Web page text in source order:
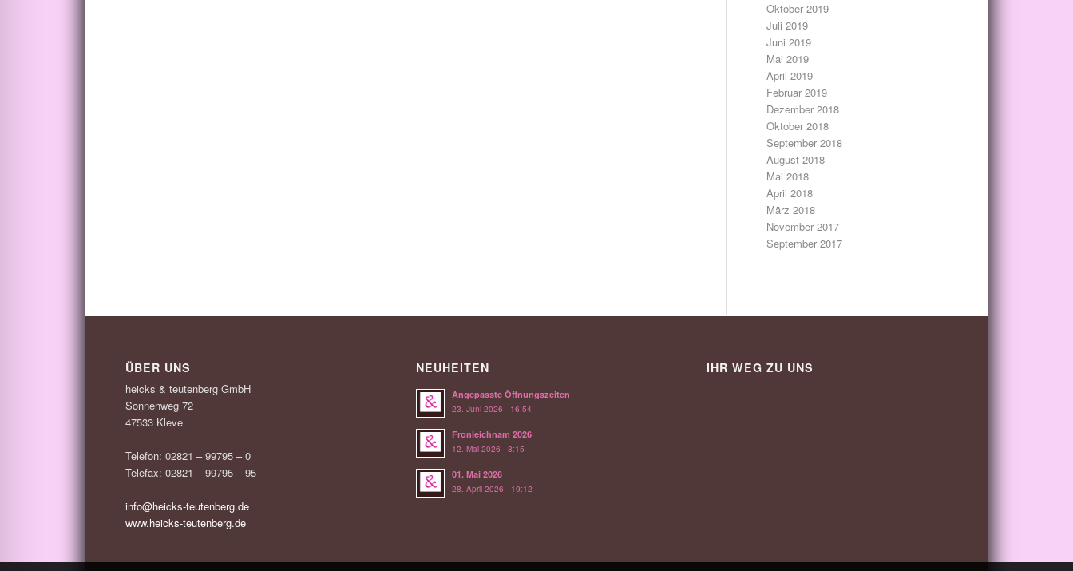
Oktober 2019
Juli 2019
Juni 2019
Mai 2019
April 2019
Februar 2019
Dezember 2018
Oktober 2018
September 2018
August 2018
Mai 2018
April 2018
März 2018
November 2017
September 2017
ÜBER UNS
heicks & teutenberg GmbH
Sonnenweg 72
47533 Kleve
Telefon: 02821 – 99795 – 0
Telefax: 02821 – 99795 – 95
info@heicks-teutenberg.de
www.heicks-teutenberg.de
NEUHEITEN
Angepasste Öffnungszeiten
23. Juni 2026 - 16:54
Fronleichnam 2026
12. Mai 2026 - 8:15
01. Mai 2026
28. April 2026 - 19:12
IHR WEG ZU UNS